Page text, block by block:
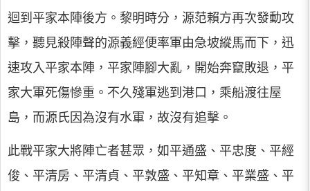
迴到平家本陣後方。黎明時分，源范賴方再次發動攻
擊，聽見殺陣聲的源義經便率軍由急坡縱馬而下，迅
速攻入平家本陣，平家陣腳大亂，開始奔竄敗退，平
家大軍死傷慘重。不久殘軍逃到港口，乘船渡往屋
島，而源氏因為沒有水軍，故沒有追擊。
此戰平家大將陣亡者甚眾，如平通盛、平忠度、平經
俊、平清房、平清貞、平敦盛、平知章、平業盛、平